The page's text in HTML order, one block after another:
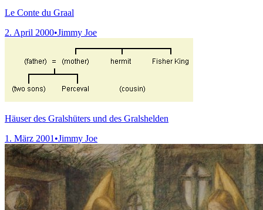
Le Conte du Graal
2. April 2000•Jimmy Joe
Häuser des Gralshüters und des Gralshelden
1. März 2001 •Jimmy Joe